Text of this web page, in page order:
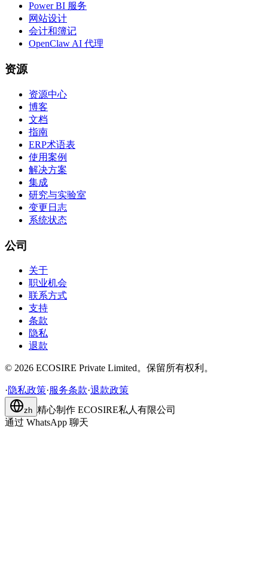
Power BI 服务
网站设计
会计和簿记
OpenClaw AI 代理
资源
资源中心
博客
文档
指南
ERP术语表
使用案例
解决方案
集成
研究与实验室
变更日志
系统状态
公司
关于
职业机会
联系方式
支持
条款
隐私
退款
© 2026 ECOSIRE Private Limited。保留所有权利。
·隐私政策·服务条款·退款政策
zh 精心制作 ECOSIRE私人有限公司
通过 WhatsApp 聊天